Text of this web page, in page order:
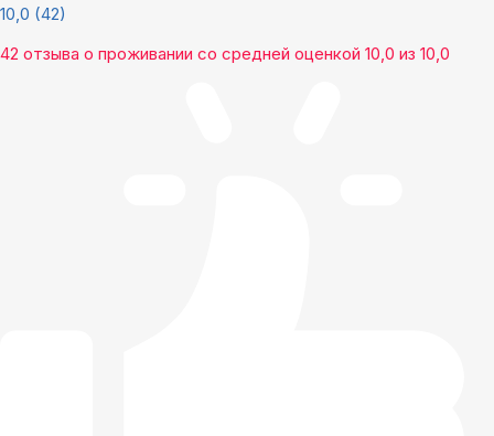
10,0 (42)
42 отзыва о проживании со средней оценкой 10,0 из 10,0